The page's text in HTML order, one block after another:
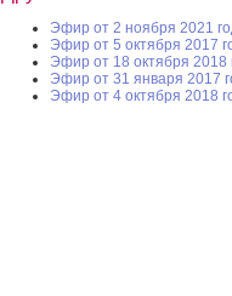
Эфир от 2 ноября 2021
Эфир от 5 октября 2017
Эфир от 18 октября 2018
Эфир от 31 января 2017
Эфир от 4 октября 2018